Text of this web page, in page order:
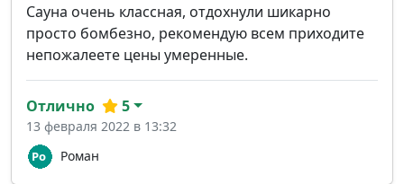
Сауна очень классная, отдохнули шикарно
просто бомбезно, рекомендую всем приходите
непожалеете цены умеренные.
Роман
Отлично 5
13 февраля 2022 в 13:32